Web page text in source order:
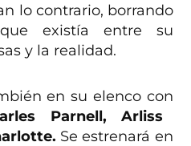
lo contrario, borrando
existía entre su
y la realidad.
en su elenco con
Parnell, Arliss
Se estrenará en